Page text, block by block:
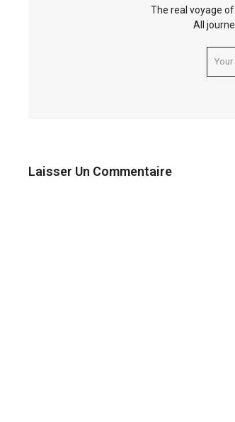
The real voyage
All
Laisser Un Commentaire